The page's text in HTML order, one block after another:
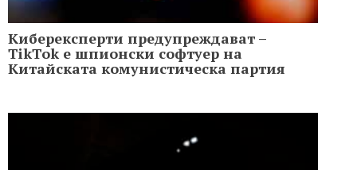
Киберексперти предупреждават –
TikTok е шпионски софтуер на
Китайската комунистическа партия